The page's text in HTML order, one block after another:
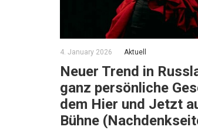
4. January 2026 Aktuell
Neuer Trend in
ganz persönliche
dem Hier und Jetzt
Bühne